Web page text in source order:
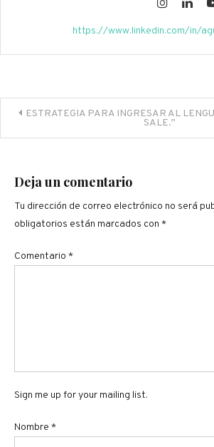
https://www.linkedin.com/in/
Navegación
de
ESTRATEGIA PARA INGRESAR AL
SALE.”
Deja un comentario
Tu dirección de correo electrónico no será
obligatorios están marcados con *
Comentario *
Sign me up for your mailing list.
Nombre *